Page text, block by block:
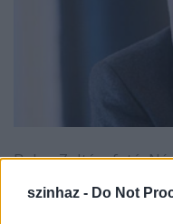
szinhaz - Do Not
Balog Zoltán, fotó:
A Magyar Színházi